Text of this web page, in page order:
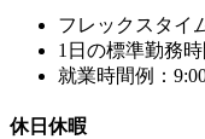
フレックスタイ
1日の標準勤務時
就業時間例：
休日休暇